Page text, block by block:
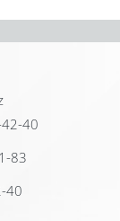
40
83
40